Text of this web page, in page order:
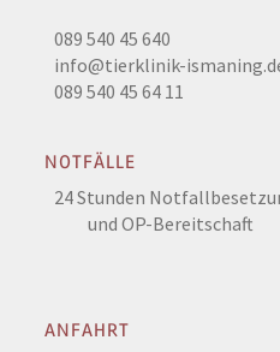
089 540 45 640
info@tierklinik-
089 540 45 64 11
NOTFÄLLE
24 Stunden
und OP-Bereitschaft
ANFAHRT